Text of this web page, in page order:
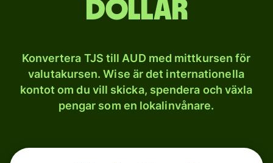
dollar
Konvertera TJS till AUD med mittkursen för
valutakursen. Wise är det internationella
kontot om du vill skicka, spendera och växla
pengar som en lokalinvånare.